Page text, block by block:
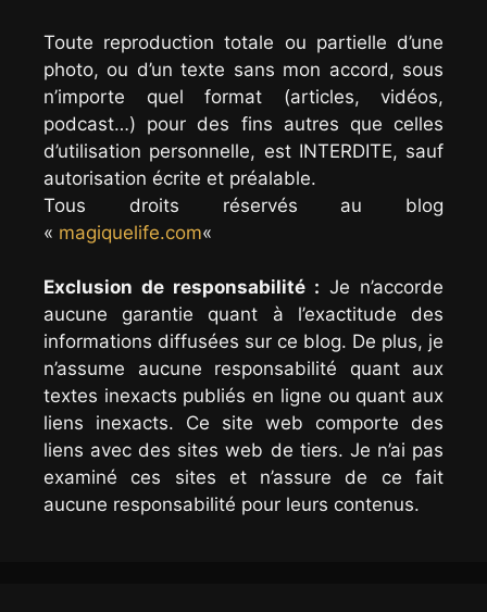
Toute reproduction totale ou partielle d’une
photo, ou d’un texte sans mon accord, sous
n’importe quel format (articles, vidéos,
podcast…) pour des fins autres que celles
d’utilisation personnelle, est INTERDITE, sauf
autorisation écrite et préalable.
Tous droits réservés au blog
« magiquelife.com«
Exclusion de responsabilité : Je n’accorde
aucune garantie quant à l’exactitude des
informations diffusées sur ce blog. De plus, je
n’assume aucune responsabilité quant aux
textes inexacts publiés en ligne ou quant aux
liens inexacts. Ce site web comporte des
liens avec des sites web de tiers. Je n’ai pas
examiné ces sites et n’assure de ce fait
aucune responsabilité pour leurs contenus.